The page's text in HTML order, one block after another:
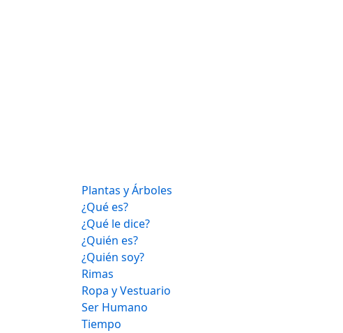
Plantas y Árboles
¿Qué es?
¿Qué le dice?
¿Quién es?
¿Quién soy?
Rimas
Ropa y Vestuario
Ser Humano
Tiempo